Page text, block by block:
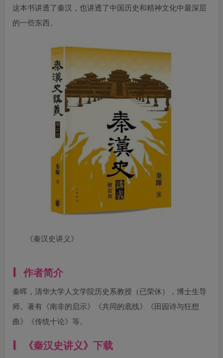
这本书讲透了秦汉，也讲透了中国历史和精神文化中最深层
的一些东西。
《秦汉史讲义》
作者简介
秦晖，清华大学人文学院历史系教授（已荣休），博士生导
师。著有《南非的启示》《共同的底线》《田园诗与狂想
曲》《传统十论》等。
《秦汉史讲义》下载